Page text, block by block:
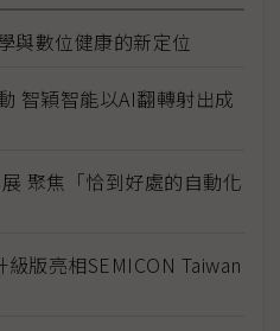
與數位健康的新定位
智穎智能以AI翻轉射出成
聚焦「恰到好處的自動化
版亮相SEMICON Taiwan